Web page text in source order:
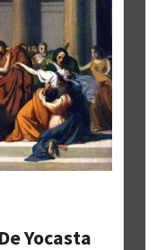
Yocasta